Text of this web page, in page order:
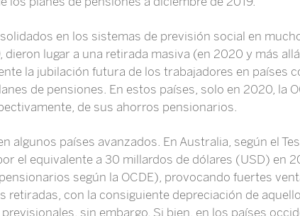
en los sistemas de previsión social en
dieron lugar a una retirada masiva (en 2020 y más
la jubilación futura de los trabajadores en países
de pensiones. En estos países, solo en 2020, la
de sus ahorros pensionarios.
algunos países avanzados. En Australia, según el
el equivalente a 30 millardos de dólares (USD) en
según la OCDE), provocando fuertes
retiradas, con la consiguiente depreciación de
sin embargo. Si bien, en los países